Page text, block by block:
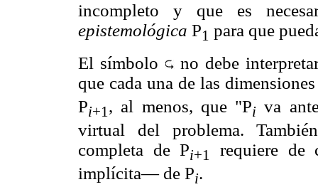
incompleto y que es
epistemológica P1 para que
El símbolo
no debe
que cada una de las
Pi+1 , al menos, que "Pi va
virtual del problema.
completa de Pi+1
requiere de
implícita— de Pi.